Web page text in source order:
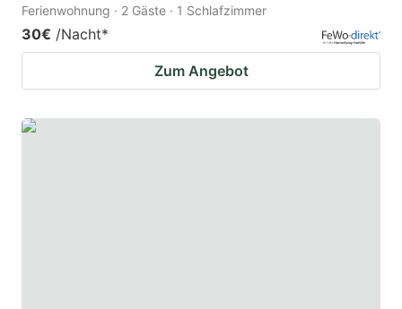
Ferienwohnung · 2 Gäste · 1 Schlafzimmer
30€ /Nacht*
Zum Angebot